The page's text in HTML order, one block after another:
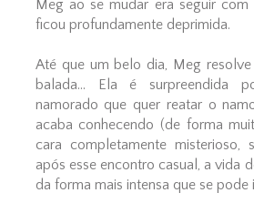
Meg ao se mudar era seguir
ficou profundamente deprimida.
Até que um belo dia, Meg
balada... Ela é surpreendida
namorado que quer reatar o
acaba conhecendo (de forma
cara completamente misterioso,
após esse encontro casual, a vida
da forma mais intensa que se pode